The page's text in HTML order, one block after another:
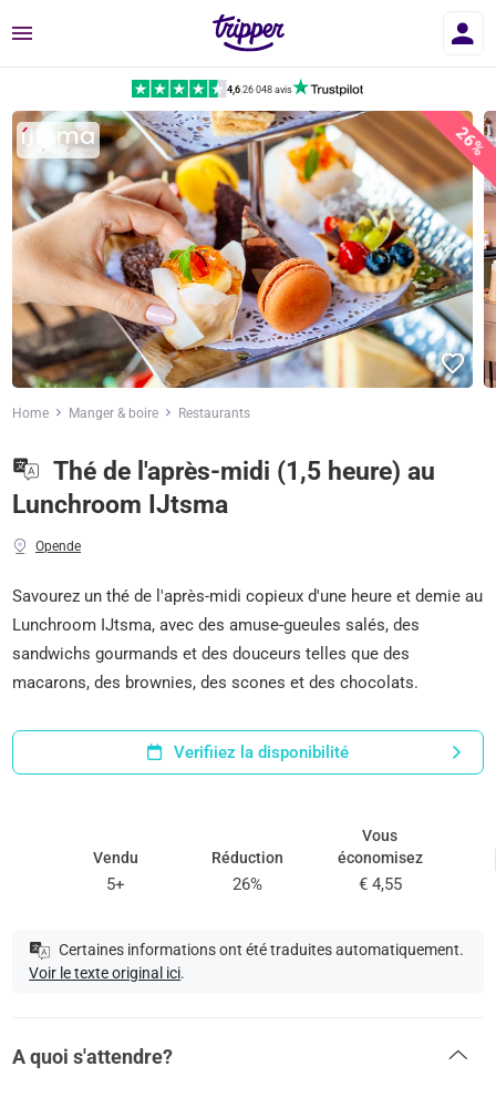
Menu
4,6|26 048 avis
26%
Home Manger & boire Restaurants
Thé de l'après-midi (1,5 heure) au
Lunchroom IJtsma
Opende
Savourez un thé de l'après-midi copieux d'une heure et demie au
Lunchroom IJtsma, avec des amuse-gueules salés, des
sandwichs gourmands et des douceurs telles que des
macarons, des brownies, des scones et des chocolats.
Verifiiez la disponibilité
Vendu
5+
Réduction
26%
Vous
économisez
€ 4,55
Certaines informations ont été traduites automatiquement.
Voir le texte original ici.
A quoi s'attendre?